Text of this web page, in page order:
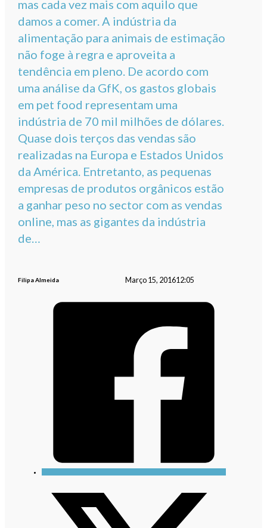
mas cada vez mais com aquilo que
damos a comer. A indústria da
alimentação para animais de estimação
não foge à regra e aproveita a
tendência em pleno. De acordo com
uma análise da GfK, os gastos globais
em pet food representam uma
indústria de 70 mil milhões de dólares.
Quase dois terços das vendas são
realizadas na Europa e Estados Unidos
da América. Entretanto, as pequenas
empresas de produtos orgânicos estão
a ganhar peso no sector com as vendas
online, mas as gigantes da indústria
de…
Filipa Almeida Março 15, 201612:05